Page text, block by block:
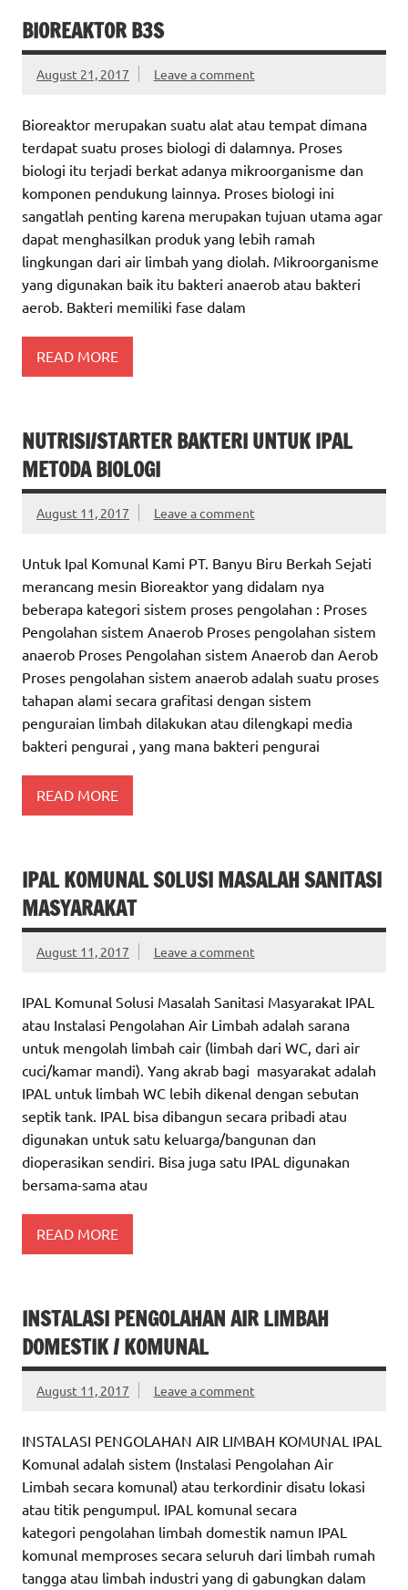
BIOREAKTOR B3S
August 21, 2017 Leave a comment
Bioreaktor merupakan suatu alat atau tempat dimana
terdapat suatu proses biologi di dalamnya. Proses
biologi itu terjadi berkat adanya mikroorganisme dan
komponen pendukung lainnya. Proses biologi ini
sangatlah penting karena merupakan tujuan utama agar
dapat menghasilkan produk yang lebih ramah
lingkungan dari air limbah yang diolah. Mikroorganisme
yang digunakan baik itu bakteri anaerob atau bakteri
aerob. Bakteri memiliki fase dalam
READ MORE
NUTRISI/STARTER BAKTERI UNTUK IPAL
METODA BIOLOGI
August 11, 2017 Leave a comment
Untuk Ipal Komunal Kami PT. Banyu Biru Berkah Sejati
merancang mesin Bioreaktor yang didalam nya
beberapa kategori sistem proses pengolahan : Proses
Pengolahan sistem Anaerob Proses pengolahan sistem
anaerob Proses Pengolahan sistem Anaerob dan Aerob
Proses pengolahan sistem anaerob adalah suatu proses
tahapan alami secara grafitasi dengan sistem
penguraian limbah dilakukan atau dilengkapi media
bakteri pengurai , yang mana bakteri pengurai
READ MORE
IPAL KOMUNAL SOLUSI MASALAH SANITASI
MASYARAKAT
August 11, 2017 Leave a comment
IPAL Komunal Solusi Masalah Sanitasi Masyarakat IPAL
atau Instalasi Pengolahan Air Limbah adalah sarana
untuk mengolah limbah cair (limbah dari WC, dari air
cuci/kamar mandi). Yang akrab bagi masyarakat adalah
IPAL untuk limbah WC lebih dikenal dengan sebutan
septik tank. IPAL bisa dibangun secara pribadi atau
digunakan untuk satu keluarga/bangunan dan
dioperasikan sendiri. Bisa juga satu IPAL digunakan
bersama-sama atau
READ MORE
INSTALASI PENGOLAHAN AIR LIMBAH
DOMESTIK / KOMUNAL
August 11, 2017 Leave a comment
INSTALASI PENGOLAHAN AIR LIMBAH KOMUNAL IPAL
Komunal adalah sistem (Instalasi Pengolahan Air
Limbah secara komunal) atau terkordinir disatu lokasi
atau titik pengumpul. IPAL komunal secara
kategori pengolahan limbah domestik namun IPAL
komunal memproses secara seluruh dari limbah rumah
tangga atau limbah industri yang di gabungkan dalam